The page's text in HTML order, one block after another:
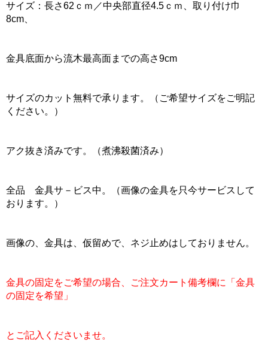
サイズ：長さ62ｃｍ／中央部直径4.5ｃｍ、取り付け巾
8cm、
金具底面から流木最高面までの高さ9cm
サイズのカット無料で承ります。（ご希望サイズをご明記
ください。）
アク抜き済みです。（煮沸殺菌済み）
全品 金具サ－ビス中。（画像の金具を只今サービスして
おります。）
画像の、金具は、仮留めで、ネジ止めはしておりません。
金具の固定をご希望の場合、ご注文カート備考欄に「金具
の固定を希望」
とご記入くださいませ。